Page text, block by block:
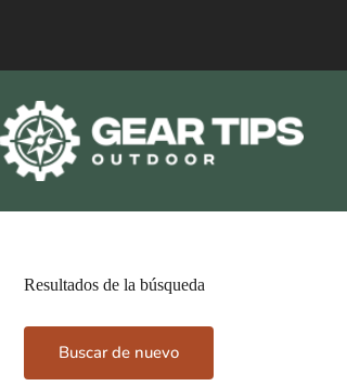
Resultados de la búsqueda
Buscar de nuevo